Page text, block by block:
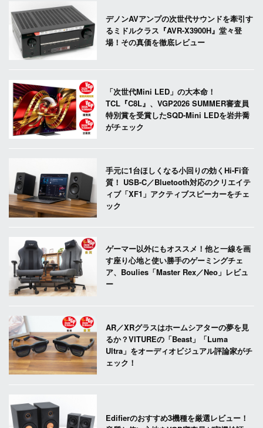
デノンAVアンプの次世代サウンドを牽引す
るミドルクラス『AVR-X3900H』堂々登
場！その真価を徹底レビュー
「次世代Mini LED」の大本命！
TCL『C8L』、VGP2026 SUMMER審査員
特別賞を受賞したSQD-Mini LEDを岩井喬
がチェック
手元に1台ほしくなる小回りの効くHi-Fi音
質！ USB-C／Bluetooth対応のクリエイテ
ィブ「XF1」アクティブスピーカーをチェ
ック
ゲーマー以外にもオススメ！他と一線を画
す座り心地と使い勝手のゲーミングチェ
ア、Boulies「Master Rex／Neo」レビュ
ー
AR／XRグラスはホームシアターの夢を見
るか？VITUREの「Beast」「Luma
Ultra」をオーディオビジュアル評論家がチ
ェック！
Edifierのおすすめ3機種を厳選レビュー！